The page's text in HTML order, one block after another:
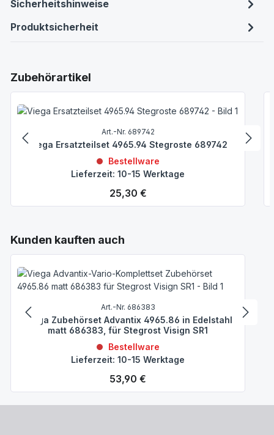
Sicherheitshinweise
Produktsicherheit
Produktgalerie überspringen
Zubehörartikel
Art.-Nr. 689742
Viega Ersatzteilset 4965.94 Stegroste 689742
Bestellware
Lieferzeit: 10-15 Werktage
Regulärer Preis:
25,30 €
Produktgalerie überspringen
Kunden kauften auch
Art.-Nr. 686383
Viega Zubehörset Advantix 4965.86 in Edelstahl
matt 686383, für Stegrost Visign SR1
Bestellware
Lieferzeit: 10-15 Werktage
Regulärer Preis:
53,90 €